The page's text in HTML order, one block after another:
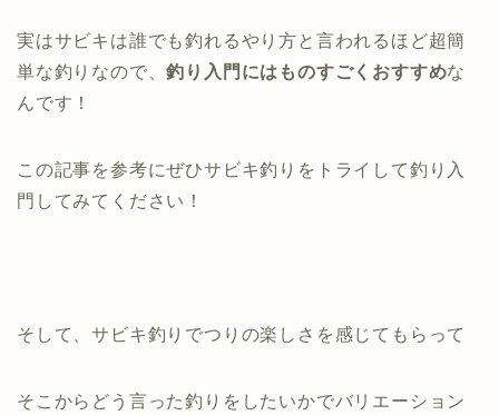
実はサビキは誰でも釣れるやり方と言われるほど超簡
単な釣りなので、釣り入門にはものすごくおすすめな
んです！
この記事を参考にぜひサビキ釣りをトライして釣り入
門してみてください！
そして、サビキ釣りでつりの楽しさを感じてもらって
そこからどう言った釣りをしたいかでバリエーション